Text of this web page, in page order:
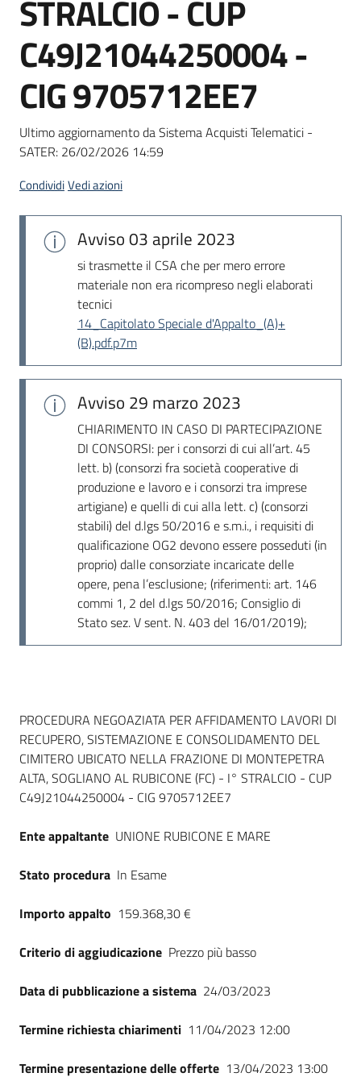
Seguici
su
STRALCIO - CUP
C49J21044250004 -
CIG 9705712EE7
Ultimo aggiornamento da Sistema Acquisti Telematici -
SATER: 26/02/2026 14:59
CondividiVedi azioni
Avviso03 aprile 2023
si trasmette il CSA che per mero errore
materiale non era ricompreso negli elaborati
tecnici
14_Capitolato Speciale d'Appalto_(A)+
(B).pdf.p7m
Avviso 29 marzo 2023
CHIARIMENTO IN CASO DI PARTECIPAZIONE
DI CONSORSI: per i consorzi di cui all’art. 45
lett. b) (consorzi fra società cooperative di
produzione e lavoro e i consorzi tra imprese
artigiane) e quelli di cui alla lett. c) (consorzi
stabili) del d.lgs 50/2016 e s.m.i., i requisiti di
qualificazione OG2 devono essere posseduti (in
proprio) dalle consorziate incaricate delle
opere, pena l’esclusione; (riferimenti: art. 146
commi 1, 2 del d.lgs 50/2016; Consiglio di
Stato sez. V sent. N. 403 del 16/01/2019);
Dati del bando
PROCEDURA NEGOAZIATA PER AFFIDAMENTO LAVORI DI
RECUPERO, SISTEMAZIONE E CONSOLIDAMENTO DEL
CIMITERO UBICATO NELLA FRAZIONE DI MONTEPETRA
ALTA, SOGLIANO AL RUBICONE (FC) - I° STRALCIO - CUP
C49J21044250004 - CIG 9705712EE7
Ente appaltante UNIONE RUBICONE E MARE
Stato procedura In Esame
Importo appalto 159.368,30 €
Criterio di aggiudicazione Prezzo più basso
Data di pubblicazione a sistema 24/03/2023
Termine richiesta chiarimenti 11/04/2023 12:00
Termine presentazione delle offerte 13/04/2023 13:00